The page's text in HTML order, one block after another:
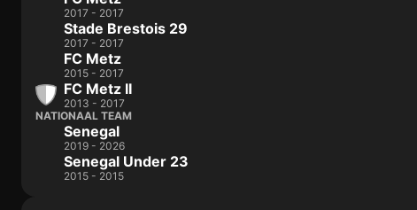
2017 - 2017
Stade Brestois 29
2017 - 2017
FC Metz
2015 - 2017
FC Metz II
2013 - 2017
NATIONAAL TEAM
Senegal
2019 - 2026
Senegal Under 23
2015 - 2015